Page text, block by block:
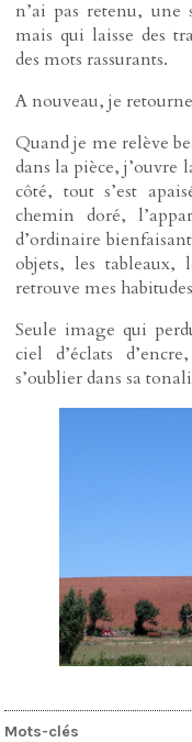
n’ai pas retenu, une
mais qui laisse des
des mots rassurants.
A nouveau, je
Quand je me relève
dans la pièce, j’ouvre
côté, tout s’est
chemin doré,
d’ordinaire
objets, les tableaux,
retrouve mes
Seule image qui
ciel d’éclats
s’oublier dans sa
Mots-clés